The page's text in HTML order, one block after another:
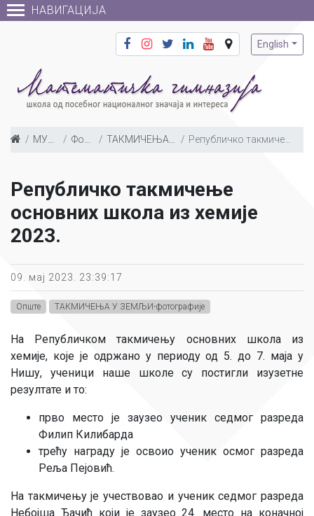
НАВИГАЦИЈА
English
МУЛТИМЕДИЈА Фото галерија ТАКМИЧЕЊА У ЗЕМЉИ-фотографије Републичко такмичење основних школа из хемије 2023.
Републичко такмичење
основних школа из хемије
2023.
09. мај 2023. 23:39:17
Опште ТАКМИЧЕЊА У ЗЕМЉИ-фотографије
На Републичком такмичењу основних школа из
хемије, које је одржано у периоду од 5. до 7. маја у
Нишу, ученици наше школе су постигли изузетне
резултате и то:
прво место је заузео ученик седмог разреда
Филип Килибарда
трећу награду је освоио ученик осмог разреда
Реља Пејовић.
На такмичењу је учествовао и ученик седмог разреда
Небојша Ђачић који је заузео 24. место на коначној